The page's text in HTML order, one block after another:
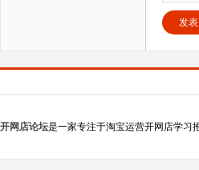
发
开网店论坛是一家专注于淘宝运营开网店学习